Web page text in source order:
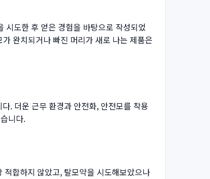
시도한 후 얻은 경험을 바탕으로 작성되었
완치되거나 빠진 머리가 새로 나는 제품은
. 더운 근무 환경과 안전화, 안전모를 착용
니다.
합하지 않았고, 탈모약을 시도해보았으나